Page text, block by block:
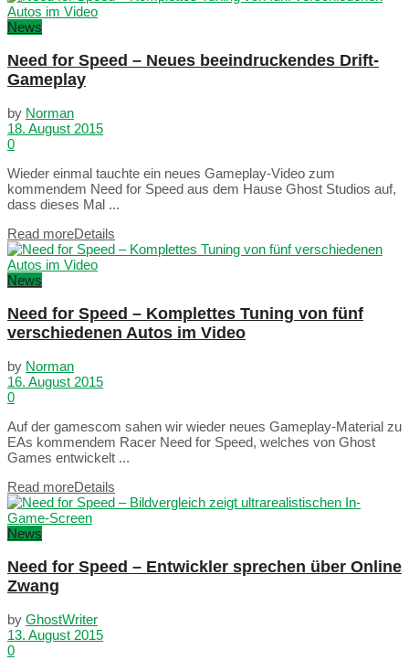
News
Need for Speed – Neues beeindruckendes Drift-
Gameplay
by Norman
18. August 2015
0
Wieder einmal tauchte ein neues Gameplay-Video zum
kommendem Need for Speed aus dem Hause Ghost Studios auf,
dass dieses Mal ...
Read moreDetails
News
Need for Speed – Komplettes Tuning von fünf
verschiedenen Autos im Video
by Norman
16. August 2015
0
Auf der gamescom sahen wir wieder neues Gameplay-Material zu
EAs kommendem Racer Need for Speed, welches von Ghost
Games entwickelt ...
Read moreDetails
News
Need for Speed – Entwickler sprechen über Online
Zwang
by GhostWriter
13. August 2015
0